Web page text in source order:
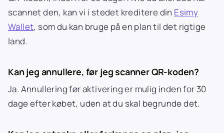
scannet den, kan vi i stedet kreditere din Esimy
Wallet, som du kan bruge på en plan til det rigtige
land.
Kan jeg annullere, før jeg scanner QR-koden?
Ja. Annullering før aktivering er mulig inden for 30
dage efter købet, uden at du skal begrunde det.